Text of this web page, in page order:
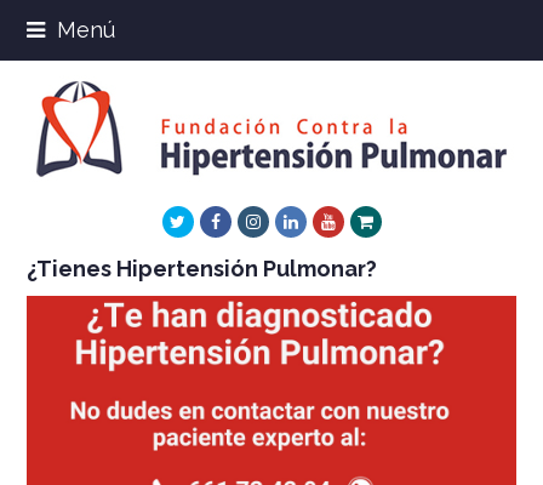
Menú
TwitterFacebookInstagram
LinkedInYoutube
Xing
¿Tienes Hipertensión Pulmonar?